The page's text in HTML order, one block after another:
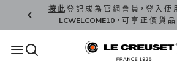
按 此登 記 成 為 官 網 會 員，登 入 使
LCWELCOME10，可 享 正 價 貨 品